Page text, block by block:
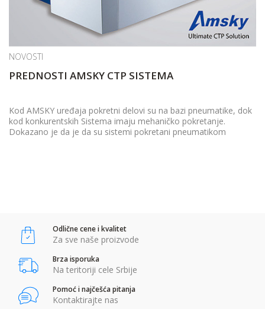
NOVOSTI
PREDNOSTI AMSKY CTP SISTEMA
Kod AMSKY uređaja pokretni delovi su na bazi pneumatike, dok
kod konkurentskih Sistema imaju mehaničko pokretanje.
Dokazano je da je da su sistemi pokretani pneumatikom
Odlične cene i kvalitet
Za sve naše proizvode
Brza isporuka
Na teritoriji cele Srbije
Pomoć i najčešća pitanja
Kontaktirajte nas